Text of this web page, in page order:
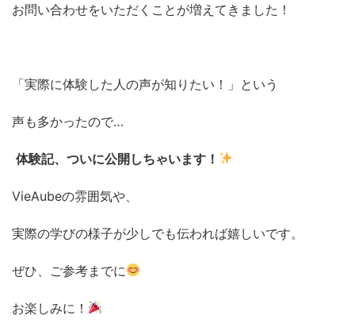
お問い合わせをいただくことが増えてきました！
「実際に体験した人の声が知りたい！」という
声も多かったので…
体験記、ついに公開しちゃいます！
VieAubeの雰囲気や、
実際の学びの様子が少しでも伝われば嬉しいです。
ぜひ、ご参考までに
お楽しみに！